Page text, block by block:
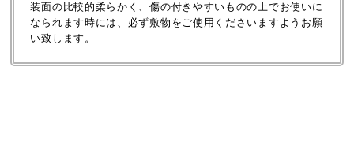
装面の比較的柔らかく、傷の付きやすいものの上でお使いに
なられます時には、必ず敷物をご使用くださいますようお願
い致します。